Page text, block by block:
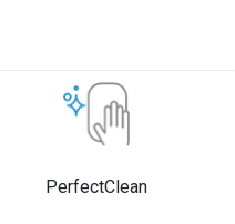
PerfectClean